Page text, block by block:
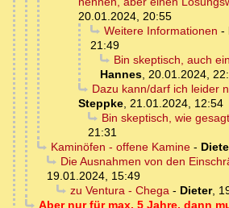
20.01.2024, 20:55
Weitere Informationen -
21:49
Bin skeptisch, auch
Hannes, 20.01.2024,
Dazu kann/darf ich leider
Steppke, 21.01.2024, 12:54
Bin skeptisch, wie
21:31
Kaminöfen - offene Kamine-
Die Ausnahmen von den
19.01.2024, 15:49
zu Ventura - Chega- Dieter,
Aber nur für max. 5 Jahre, dann